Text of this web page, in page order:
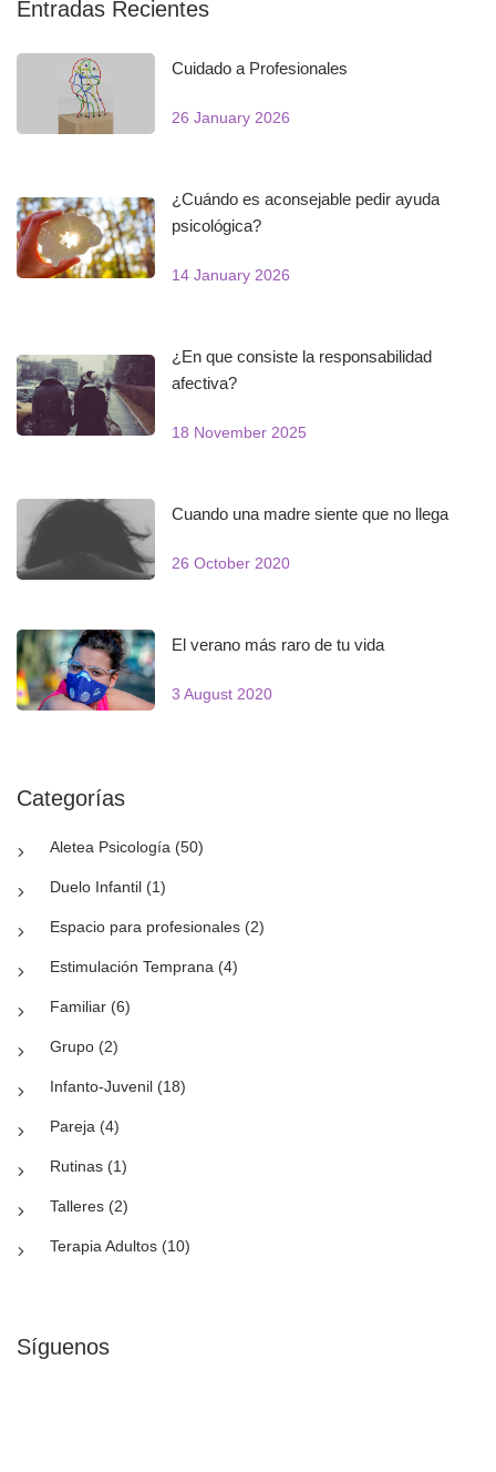
Entradas Recientes
Cuidado a Profesionales
26 January 2026
¿Cuándo es aconsejable pedir ayuda
psicológica?
14 January 2026
¿En que consiste la responsabilidad
afectiva?
18 November 2025
Cuando una madre siente que no llega
26 October 2020
El verano más raro de tu vida
3 August 2020
Categorías
Aletea Psicología (50)
Duelo Infantil (1)
Espacio para profesionales (2)
Estimulación Temprana (4)
Familiar (6)
Grupo (2)
Infanto-Juvenil (18)
Pareja (4)
Rutinas (1)
Talleres (2)
Terapia Adultos (10)
Síguenos